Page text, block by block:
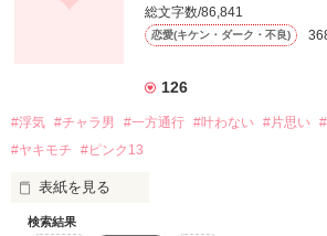
タイトル キーワード 作家名
あらすじ
ジャンル
総文字数/86,841
恋愛(キケン・ダーク・不良)
126
#浮気 #チャラ男 #一方通行 #叶わない #片思い
#ヤキモチ
#ピンク13
表紙を見る
検索結果